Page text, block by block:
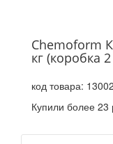
Chemoform
кг (коробка
код товара: 13002
Купили более 23